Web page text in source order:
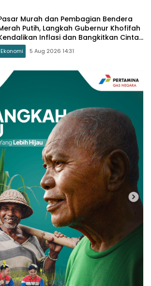
Murah dan Pembagian Bendera
Putih, Langkah Gubernur Khofifah
Inflasi dan Bangkitkan Cinta
Air
Ekonomi 5 Aug 2026 14:31